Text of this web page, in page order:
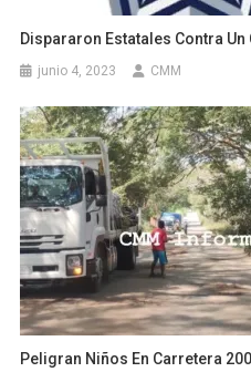
Dispararon Estatales Contra
junio 4, 2023 CMM
Peligran Niños En Carretera